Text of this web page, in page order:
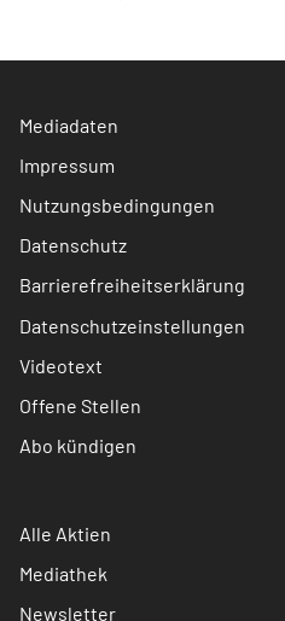
Mediadaten
Impressum
Nutzungsbedingungen
Datenschutz
Barrierefreiheitserklärung
Datenschutzeinstellungen
Videotext
Offene Stellen
Abo kündigen
Alle Aktien
Mediathek
Newsletter